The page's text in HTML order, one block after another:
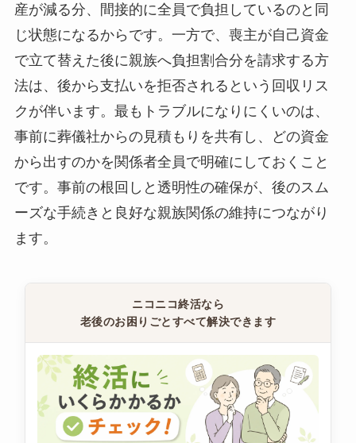
産が減る分、間接的に全員で負担しているのと同
じ状態になるからです。一方で、喪主が自己資金
で立て替えた後に親族へ負担割合分を請求する方
法は、後から支払いを拒否されるという回収リス
クが伴います。最もトラブルになりにくいのは、
事前に葬儀社からの見積もりを共有し、どの資金
から出すのかを関係者全員で明確にしておくこと
です。事前の根回しと透明性の確保が、後のスム
ーズな手続きと良好な親族関係の維持につながり
ます。
ニコニコ終活なら
老後のお困りごとすべて解決できます